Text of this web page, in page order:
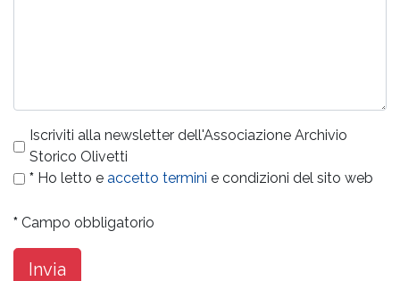
Iscriviti alla newsletter dell'Associazione Archivio
Storico Olivetti
* Ho letto e accetto termini e condizioni del sito web
* Campo obbligatorio
Invia